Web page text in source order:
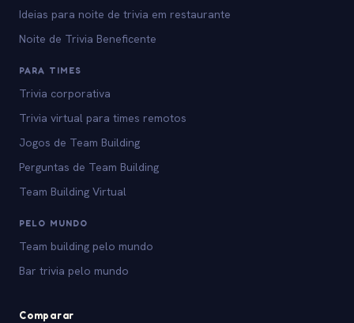
Ideias para noite de trivia em restaurante
Noite de Trivia Beneficente
PARA TIMES
Trivia corporativa
Trivia virtual para times remotos
Jogos de Team Building
Perguntas de Team Building
Team Building Virtual
PELO MUNDO
Team building pelo mundo
Bar trivia pelo mundo
Comparar